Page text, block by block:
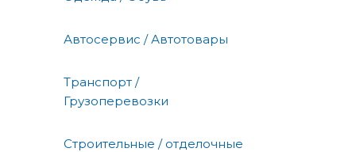
Автосервис / Автотовары
Транспорт /
Грузоперевозки
Строительные / отделочные